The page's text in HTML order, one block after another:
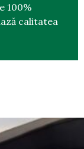
100%
calitatea